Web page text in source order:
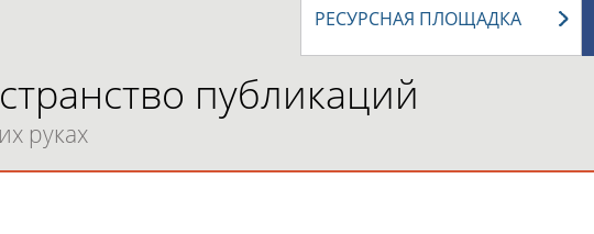
РЕСУРСНАЯ ПЛОЩАДКА
публикаций
руках